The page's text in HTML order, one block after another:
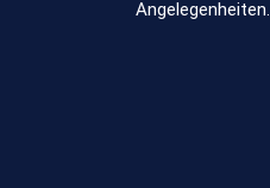
Angelegenheiten.